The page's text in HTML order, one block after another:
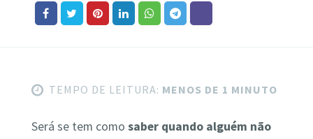
TEMPO DE LEITURA: MENOS DE 1 MINUTO
Será se tem como saber quando alguém não